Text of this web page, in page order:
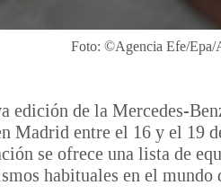
Foto: ©Agencia Efe/
edición de la Mercedes-
Madrid entre el 16 y el 19
se ofrece una lista de
habituales en el mundo